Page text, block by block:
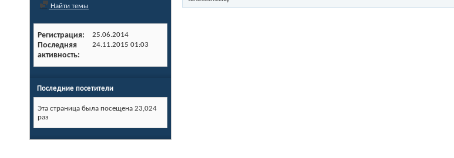
Найти темы
Регистрация 25.06.2014
Последняя
активность
24.11.2015 01:03
Последние посетители
Эта страница была посещена 23,024
раз